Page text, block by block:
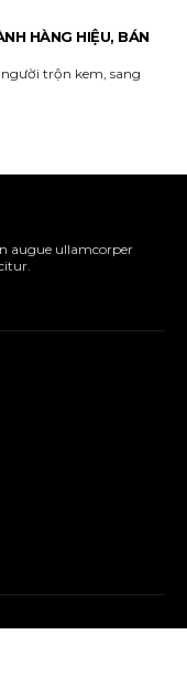
augue ullamcorper